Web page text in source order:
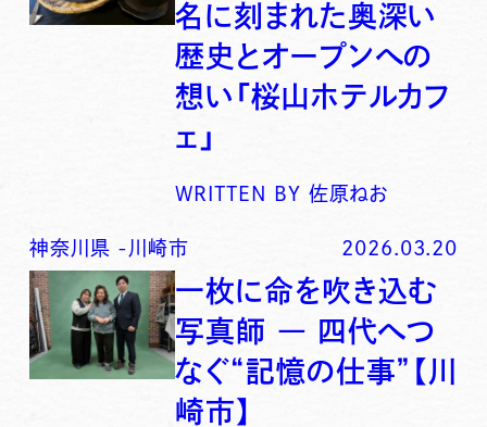
名に刻まれた奥深い
歴史とオープンへの
想い「桜山ホテルカフ
ェ」
WRITTEN BY 佐原ねお
神奈川県 - 川崎市 2026.03.20
一枚に命を吹き込む
写真師 ― 四代へつ
なぐ“記憶の仕事”【川
崎市】